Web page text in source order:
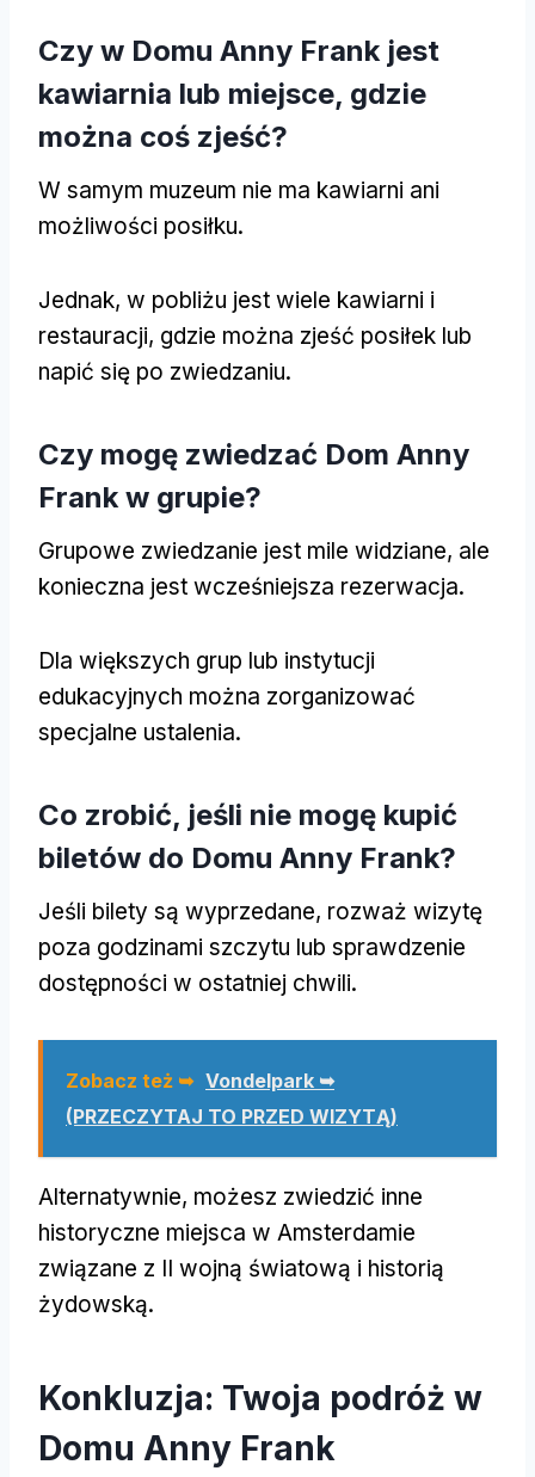
Czy w Domu Anny Frank jest
kawiarnia lub miejsce, gdzie
można coś zjeść?
W samym muzeum nie ma kawiarni ani
możliwości posiłku.
Jednak, w pobliżu jest wiele kawiarni i
restauracji, gdzie można zjeść posiłek lub
napić się po zwiedzaniu.
Czy mogę zwiedzać Dom Anny
Frank w grupie?
Grupowe zwiedzanie jest mile widziane, ale
konieczna jest wcześniejsza rezerwacja.
Dla większych grup lub instytucji
edukacyjnych można zorganizować
specjalne ustalenia.
Co zrobić, jeśli nie mogę kupić
biletów do Domu Anny Frank?
Jeśli bilety są wyprzedane, rozważ wizytę
poza godzinami szczytu lub sprawdzenie
dostępności w ostatniej chwili.
Zobacz też ➥ Vondelpark ➥
(PRZECZYTAJ TO PRZED WIZYTĄ)
Alternatywnie, możesz zwiedzić inne
historyczne miejsca w Amsterdamie
związane z II wojną światową i historią
żydowską.
Konkluzja: Twoja podróż w
Domu Anny Frank